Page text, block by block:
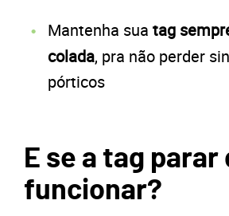
Mantenha sua tag
colada, pra não perder
pórticos
E se a tag parar
funcionar?